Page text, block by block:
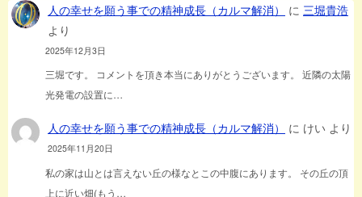
人の幸せを願う事での精神成長（カルマ解消） に 三堀貴浩
より
2025年12月3日
三堀です。 コメントを頂き本当にありがとうございます。 近隣の太陽
光発電の設置に…
人の幸せを願う事での精神成長（カルマ解消） に けい より
2025年11月20日
私の家は山とは言えない丘の様なとこの中腹にあります。 その丘の頂
上に近い畑(もう…